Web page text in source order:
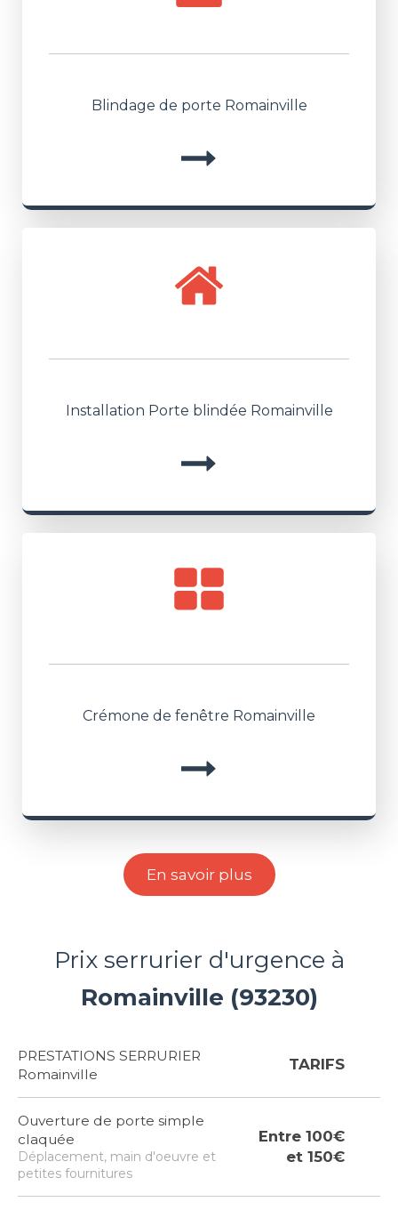
Blindage de porte Romainville
Installation Porte blindée Romainville
Crémone de fenêtre Romainville
En savoir plus
Prix serrurier d'urgence à
Romainville (93230)
PRESTATIONS SERRURIER
Romainville
TARIFS
Ouverture de porte simple
claquée
Déplacement, main d'oeuvre et
petites fournitures
Entre 100€
et 150€